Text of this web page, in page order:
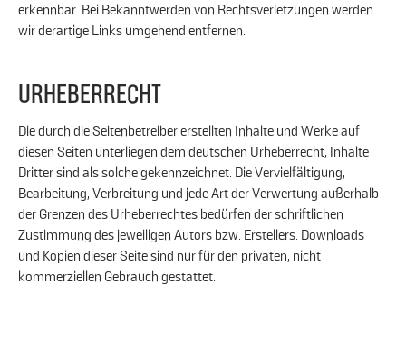
erkennbar. Bei Bekanntwerden von Rechtsverletzungen werden
wir derartige Links umgehend entfernen.
URHEBERRECHT
Die durch die Seitenbetreiber erstellten Inhalte und Werke auf
diesen Seiten unterliegen dem deutschen Urheberrecht, Inhalte
Dritter sind als solche gekennzeichnet. Die Vervielfältigung,
Bearbeitung, Verbreitung und jede Art der Verwertung außerhalb
der Grenzen des Urheberrechtes bedürfen der schriftlichen
Zustimmung des jeweiligen Autors bzw. Erstellers. Downloads
und Kopien dieser Seite sind nur für den privaten, nicht
kommerziellen Gebrauch gestattet.